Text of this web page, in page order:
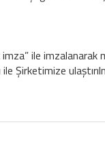
ile imzalanarak
Şirketimize